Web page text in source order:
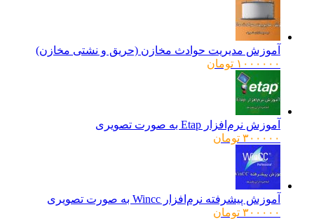
آموزش مدیریت حوادث مخازن (حریق و نشتی مخازن)
۱۰۰۰۰۰۰ تومان
آموزش نرم‌افزار Etap به صورت تصویری
۳۰۰۰۰۰ تومان
آموزش پیشرفته نرم‌افزار Wincc به صورت تصویری
۳۰۰۰۰۰ تومان